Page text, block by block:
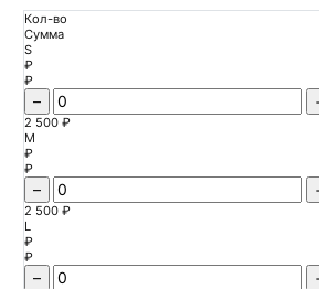
Кол-во
Сумма
S
₽
₽
–
2 500 ₽
M
₽
₽
–
2 500 ₽
L
₽
₽
–